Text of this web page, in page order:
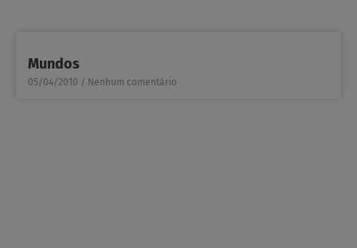
Mundos
05/04/2010 Nenhum comentário